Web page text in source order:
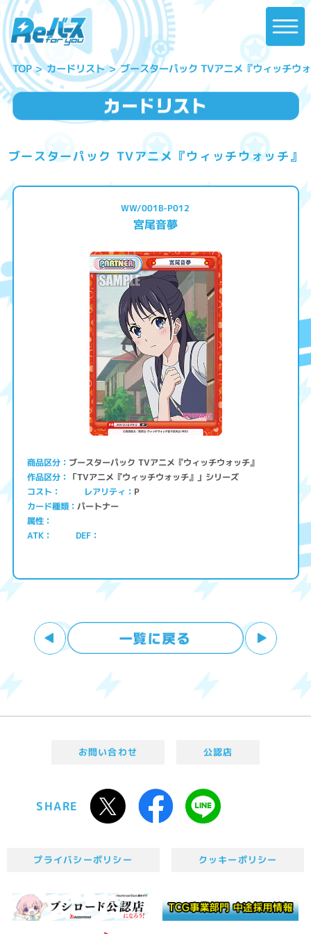
TOP カードリスト ブースターパック TVアニメ『ウィッチウ
ブースターパック TVアニメ『ウィッチウォッチ』
WW/001B-P012
宮尾音夢
商品区分 ブースターパック TVアニメ『ウィッチウォッチ』
作品区分 「TVアニメ『ウィッチウォッチ』」シリーズ
コスト レアリティ P
カード種類 パートナー
属性
ATK
DEF
お問い合わせ 公認店
SHARE
プライバシーポリシー クッキーポリシー